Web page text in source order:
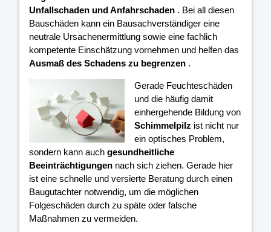
Unfallschaden und Anfahrschaden . Bei all diesen
Bauschäden kann ein Bausachverständiger eine
neutrale Ursachenermittlung sowie eine fachlich
kompetente Einschätzung vornehmen und helfen das
Ausmaß des Schadens zu begrenzen .
Gerade Feuchteschäden
und die häufig damit
einhergehende Bildung von
Schimmelpilz ist nicht nur
ein optisches Problem,
sondern kann auch gesundheitliche
Beeinträchtigungen nach sich ziehen. Gerade hier
ist eine schnelle und versierte Beratung durch einen
Baugutachter notwendig, um die möglichen
Folgeschäden durch zu späte oder falsche
Maßnahmen zu vermeiden.